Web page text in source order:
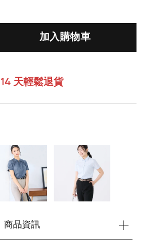
加入購物車
14 天輕鬆退貨
商品資訊